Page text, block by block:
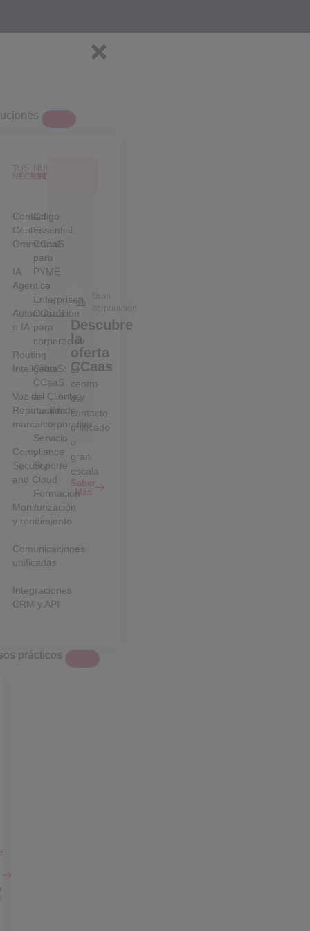
TUS
NECESIDADES
Contact
Center
Omnicanal
IA
Agentica
Automatización
e IA
Routing
Inteligente
Voz del Cliente y
Reputación de
marca/corporativa
Compliance
Security
and Cloud
Monitorización
y rendimiento
Comunicaciones
unificadas
Integraciones
CRM y API
NUESTRAS
OFERTAS
Odigo
Essential:
CCaaS
para
PYME
Enterprise:
CCaaS
para
corporación
CXaaS:
CCaaS
a
medida
Servicio
y
Soporte
Formación
Gran
corporación
Descubre
la
oferta
CCaas
El
centro
de
contacto
unificado
a
gran
escala
Saber
Más
prácticos